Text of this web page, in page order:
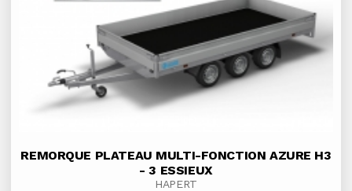
REMORQUE PLATEAU MULTI-FONCTION AZURE H3
- 3 ESSIEUX
HAPERT